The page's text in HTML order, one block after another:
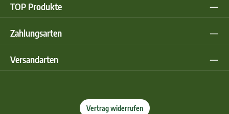
TOP Produkte
Zahlungsarten
Versandarten
Vertrag widerrufen